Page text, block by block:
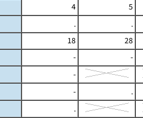
4 5
. .
18 28
- -
-
- .
.